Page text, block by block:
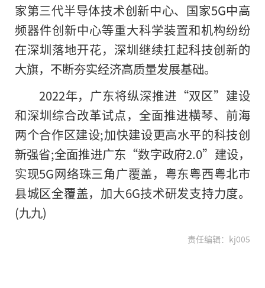
家第三代半导体技术创新中心、国家5G中高
频器件创新中心等重大科学装置和机构纷纷
在深圳落地开花，深圳继续扛起科技创新的
大旗，不断夯实经济高质量发展基础。
2022年，广东将纵深推进“双区”建设
和深圳综合改革试点，全面推进横琴、前海
两个合作区建设;加快建设更高水平的科技创
新强省;全面推进广东“数字政府2.0”建设，
实现5G网络珠三角广覆盖，粤东粤西粤北市
县城区全覆盖，加大6G技术研发支持力度。
(九九)
责任编辑：kj005